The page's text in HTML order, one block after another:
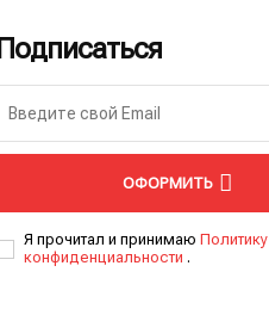
Подписаться
ОФОРМИТЬ
Я прочитал и принимаю Политику
конфиденциальности .